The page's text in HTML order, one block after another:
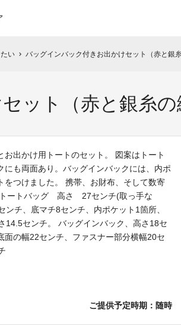
い chevron_right バッグインバック付きお出かけセット（赤と銀
ット（赤と銀糸
お出かけ用トートのセット。 図案はトート
にも両面あり。バッグインバックには、内ポ
をつけました。 携帯、お財布、そして数寄
ートバッグ 高さ 27センチ(取っ手な
ンチ、底マチ8センチ、内ポケット1箇所、
14.5センチ。 バッグインバック、高さ18セ
面の幅22センチ、ファスナー部分横幅20セ
ご提供予定時期：随時